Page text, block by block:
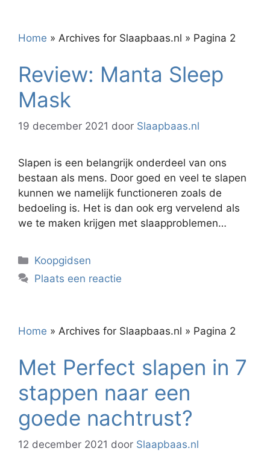
Home » Archives for Slaapbaas.nl » Pagina 2
Review: Manta Sleep
Mask
19 december 2021 door Slaapbaas.nl
Slapen is een belangrijk onderdeel van ons
bestaan als mens. Door goed en veel te slapen
kunnen we namelijk functioneren zoals de
bedoeling is. Het is dan ook erg vervelend als
we te maken krijgen met slaapproblemen…
Categorieën
Koopgidsen
Plaats een reactie
Home » Archives for Slaapbaas.nl » Pagina 2
Met Perfect slapen in 7
stappen naar een
goede nachtrust?
12 december 2021 door Slaapbaas.nl